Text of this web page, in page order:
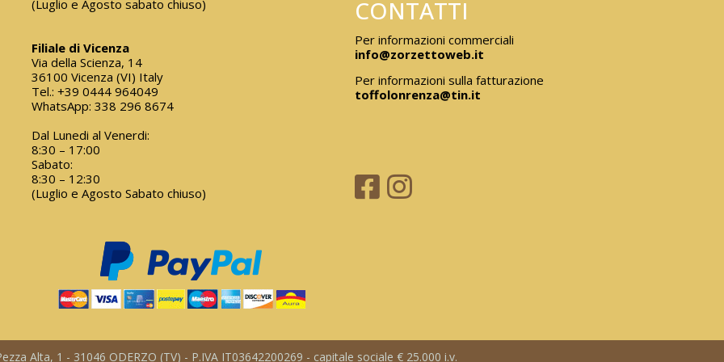
(Luglio e Agosto sabato chiuso)
Filiale di Vicenza
Via della Scienza, 14
36100 Vicenza (VI) Italy
Tel.: +39 0444 964049
WhatsApp: 338 296 8674
Dal Lunedi al Venerdi:
8:30 – 17:00
Sabato:
8:30 – 12:30
(Luglio e Agosto Sabato chiuso)
CONTATTI
Per informazioni commerciali
info@zorzettoweb.it
Per informazioni sulla fatturazione
toffolonrenza@tin.it
Alta, 1 - 31046 ODERZO (TV) - P.IVA IT03642200269 - capitale sociale € 25.000 i.v.